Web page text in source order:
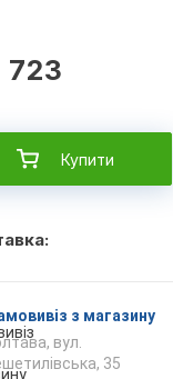
723
Купити
з магазину
вул.
35